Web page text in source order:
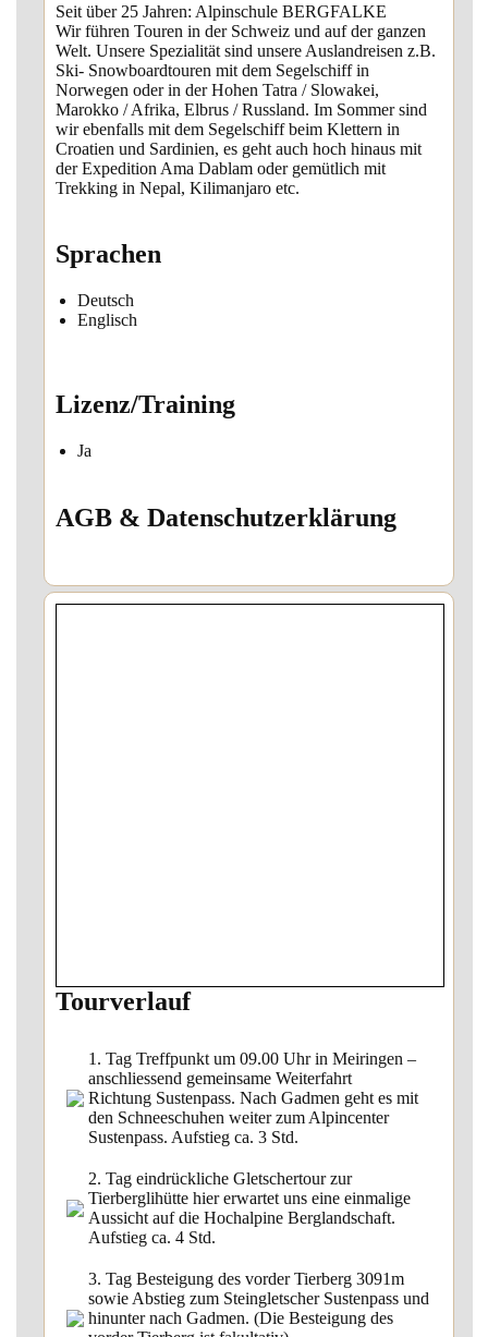
Seit über 25 Jahren: Alpinschule BERGFALKE
Wir führen Touren in der Schweiz und auf der ganzen
Welt. Unsere Spezialität sind unsere Auslandreisen z.B.
Ski- Snowboardtouren mit dem Segelschiff in
Norwegen oder in der Hohen Tatra / Slowakei,
Marokko / Afrika, Elbrus / Russland. Im Sommer sind
wir ebenfalls mit dem Segelschiff beim Klettern in
Croatien und Sardinien, es geht auch hoch hinaus mit
der Expedition Ama Dablam oder gemütlich mit
Trekking in Nepal, Kilimanjaro etc.
Sprachen
Deutsch
Englisch
Lizenz/Training
Ja
AGB & Datenschutzerklärung
Tourverlauf
1. Tag Treffpunkt um 09.00 Uhr in Meiringen –
anschliessend gemeinsame Weiterfahrt
Richtung Sustenpass. Nach Gadmen geht es mit
den Schneeschuhen weiter zum Alpincenter
Sustenpass. Aufstieg ca. 3 Std.
2. Tag eindrückliche Gletschertour zur
Tierberglihütte hier erwartet uns eine einmalige
Aussicht auf die Hochalpine Berglandschaft.
Aufstieg ca. 4 Std.
3. Tag Besteigung des vorder Tierberg 3091m
sowie Abstieg zum Steingletscher Sustenpass und
hinunter nach Gadmen. (Die Besteigung des